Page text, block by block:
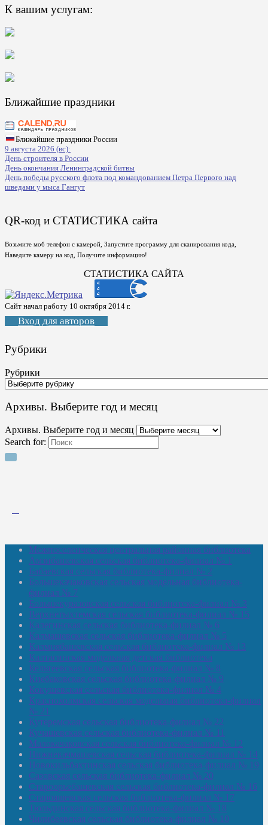
К вашим услугам:
Ближайшие праздники
Ближайшие праздники России
9 августа 2026 (вс):
День строителя в России
День окончания Ленинградской битвы
День победы русского флота под командованием Петра Первого над
шведами у мыса Гангут
QR-код и СТАТИСТИКА сайта
Возьмите моб телефон с камерой, Запустите программу для сканирования кода,
Наведите камеру на код, Получите информацию!
СТАТИСТИКА САЙТА
Сайт начал работу 10 октября 2014 г.
Вход для авторов
Рубрики
Рубрики
Архивы. Выберите год и месяц
Архивы. Выберите год и месяц
Search for:
Межпоселенческая центральная районная библиотека
Амзибашевская сельская библиотека-филиал № 1
Бабаевская сельская библиотека-филиал № 2
Большекачаковская сельская модельная библиотека-
филиал № 7
Большекуразовская сельская библиотека-филиал № 3
Верхнетыхтемская сельская библиотека-филиал № 15
Калегинская сельская библиотека-филиал № 6
Калмашевская сельская библиотека-филиал № 5
Калмиябашевская сельская библиотека-филиал № 13
Калтасинская модельная детская библиотека
Кельтеевская сельская библиотека-филиал № 8
Киебаковская сельская библиотека-филиал № 9
Кокушевская сельская библиотека-филиал № 4
Краснохолмская сельская модельная библиотека-филиал
№ 21
Кутеремская сельская библиотека-филиал № 22
Кучашевская сельская библиотека-филиал № 11
Малокачаковская сельская библиотека-филиал № 12
Нижнекачмашевская сельская библиотека-филиал № 14
Новокильбахтинская сельская библиотека-филиал № 19
Сазовская сельская библиотека-филиал № 20
Староорьебашевская сельская библиотека-филиал № 16
Старояшевская сельская библиотека-филиал № 17
Тюльдинская сельская библиотека-филиал № 18
Чилибеевская сельская библиотека-филиал № 10